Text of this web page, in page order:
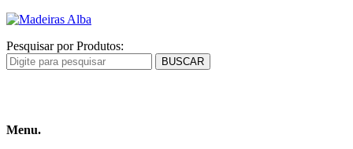
Pesquisar por Produtos:
Menu.